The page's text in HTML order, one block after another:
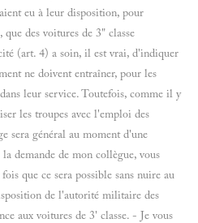
eu à leur disposition, pour
des voitures de 3" classe
(art. 4) a soin, il est vrai, d'indiquer
ne doivent entraîner, pour les
leur service. Toutefois, comme il y
les troupes avec l'emploi des
sera général au moment d'une
demande de mon collègue, vous
que ce sera possible sans nuire au
de l'autorité militaire des
aux voitures de 3' classe. - Je vous